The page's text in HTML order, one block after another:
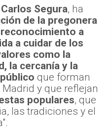
Carlos Segura, ha
de la pregonera
reconocimiento a
a cuidar de los
como la
la cercanía y la
que forman
y que reflejan
populares, que
las tradiciones y el